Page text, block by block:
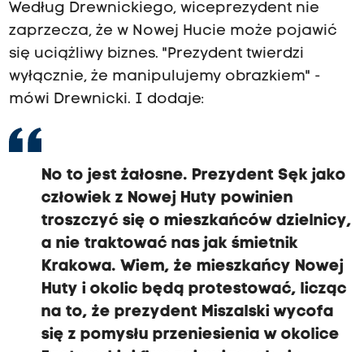
Według Drewnickiego, wiceprezydent nie
zaprzecza, że w Nowej Hucie może pojawić
się uciążliwy biznes. "Prezydent twierdzi
wyłącznie, że manipulujemy obrazkiem" -
mówi Drewnicki. I dodaje:
No to jest żałosne. Prezydent Sęk jako
człowiek z Nowej Huty powinien
troszczyć się o mieszkańców dzielnicy,
a nie traktować nas jak śmietnik
Krakowa. Wiem, że mieszkańcy Nowej
Huty i okolic będą protestować, licząc
na to, że prezydent Miszalski wycofa
się z pomysłu przeniesienia w okolice